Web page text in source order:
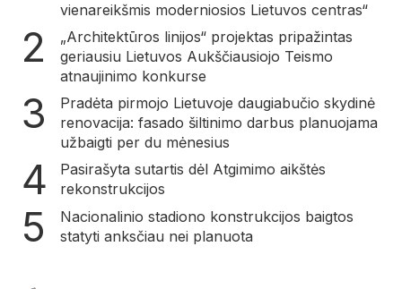
vienareikšmis moderniosios Lietuvos centras“
„Architektūros linijos“ projektas pripažintas
geriausiu Lietuvos Aukščiausiojo Teismo
atnaujinimo konkurse
Pradėta pirmojo Lietuvoje daugiabučio skydinė
renovacija: fasado šiltinimo darbus planuojama
užbaigti per du mėnesius
Pasirašyta sutartis dėl Atgimimo aikštės
rekonstrukcijos
Nacionalinio stadiono konstrukcijos baigtos
statyti anksčiau nei planuota